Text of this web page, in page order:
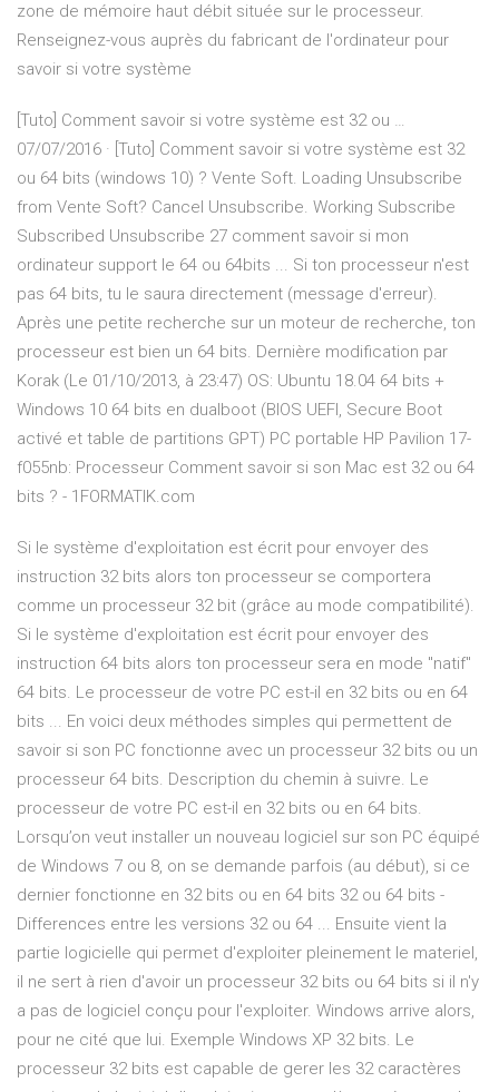
zone de mémoire haut débit située sur le processeur.
Renseignez-vous auprès du fabricant de l'ordinateur pour
savoir si votre système
[Tuto] Comment savoir si votre système est 32 ou …
07/07/2016 · [Tuto] Comment savoir si votre système est 32
ou 64 bits (windows 10) ? Vente Soft. Loading Unsubscribe
from Vente Soft? Cancel Unsubscribe. Working Subscribe
Subscribed Unsubscribe 27 comment savoir si mon
ordinateur support le 64 ou 64bits ... Si ton processeur n'est
pas 64 bits, tu le saura directement (message d'erreur).
Après une petite recherche sur un moteur de recherche, ton
processeur est bien un 64 bits. Dernière modification par
Korak (Le 01/10/2013, à 23:47) OS: Ubuntu 18.04 64 bits +
Windows 10 64 bits en dualboot (BIOS UEFI, Secure Boot
activé et table de partitions GPT) PC portable HP Pavilion 17-
f055nb: Processeur Comment savoir si son Mac est 32 ou 64
bits ? - 1FORMATIK.com
Si le système d'exploitation est écrit pour envoyer des
instruction 32 bits alors ton processeur se comportera
comme un processeur 32 bit (grâce au mode compatibilité).
Si le système d'exploitation est écrit pour envoyer des
instruction 64 bits alors ton processeur sera en mode "natif"
64 bits. Le processeur de votre PC est-il en 32 bits ou en 64
bits ... En voici deux méthodes simples qui permettent de
savoir si son PC fonctionne avec un processeur 32 bits ou un
processeur 64 bits. Description du chemin à suivre. Le
processeur de votre PC est-il en 32 bits ou en 64 bits.
Lorsqu’on veut installer un nouveau logiciel sur son PC équipé
de Windows 7 ou 8, on se demande parfois (au début), si ce
dernier fonctionne en 32 bits ou en 64 bits 32 ou 64 bits -
Differences entre les versions 32 ou 64 ... Ensuite vient la
partie logicielle qui permet d'exploiter pleinement le materiel,
il ne sert à rien d'avoir un processeur 32 bits ou 64 bits si il n'y
a pas de logiciel conçu pour l'exploiter. Windows arrive alors,
pour ne cité que lui. Exemple Windows XP 32 bits. Le
processeur 32 bits est capable de gerer les 32 caractères